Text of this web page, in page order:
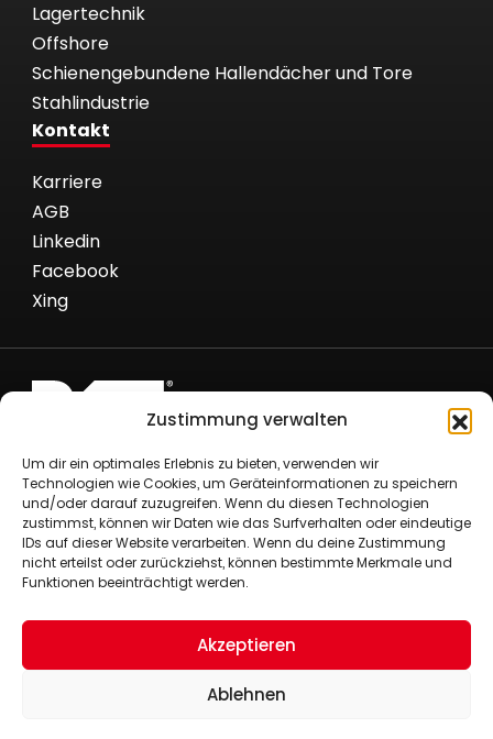
Zustimmung verwalten
Um dir ein optimales Erlebnis zu bieten, verwenden wir
Technologien wie Cookies, um Geräteinformationen zu speichern
und/oder darauf zuzugreifen. Wenn du diesen Technologien
zustimmst, können wir Daten wie das Surfverhalten oder eindeutige
IDs auf dieser Website verarbeiten. Wenn du deine Zustimmung
nicht erteilst oder zurückziehst, können bestimmte Merkmale und
Funktionen beeinträchtigt werden.
Akzeptieren
Ablehnen
Lagertechnik
Offshore
Schienengebundene Hallendächer und Tore
Stahlindustrie
Kontakt
Karriere
AGB
Linkedin
Facebook
Xing
Römer Fördertechnik GmbH
Nielandstr. 53
58300 Wetter/Ruhr
+49 (0)2335 80290
+49 (0)2335 8029-29
info@roemer-foerdertechnik.de
Impressum
Datenschutzerklärung
Cookie Policy (EU)